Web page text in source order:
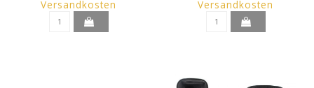
Versandkosten
Versandkosten